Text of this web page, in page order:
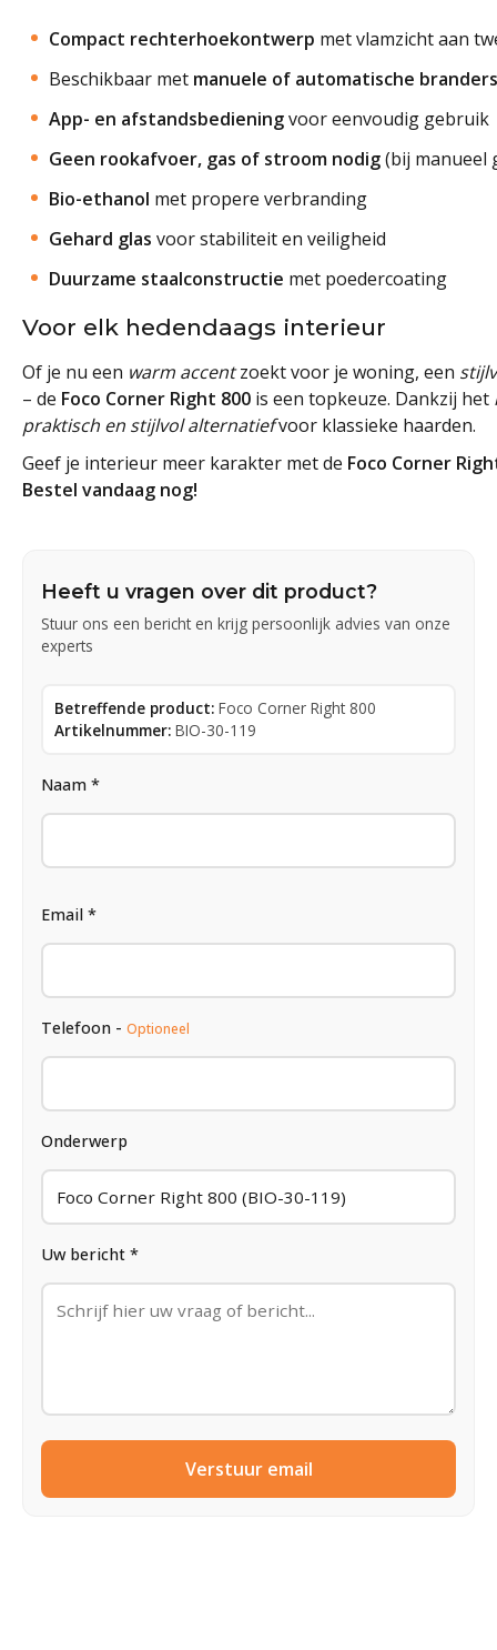
Compact rechterhoekontwerp met vlamzicht aan
Beschikbaar met manuele of automatische branders
App- en afstandsbedieningvoor eenvoudig gebruik
Geen rookafvoer, gas of stroom nodig(bij manueel
Bio-ethanol met propere verbranding
Gehard glas voor stabiliteit en veiligheid
Duurzame staalconstructie met poedercoating
Voor elk hedendaags interieur
Of je nu een warm accentzoekt voor je woning, een
– de Foco Corner Right 800 is een topkeuze. Dankzij het
praktisch en stijlvol alternatiefvoor klassieke haarden.
Geef je interieur meer karakter met de Foco Corner
Bestel vandaag nog!
Heeft u vragen over dit product?
Stuur ons een bericht en krijg persoonlijk advies van onze
experts
Betreffende product: Foco Corner Right 800
Artikelnummer: BIO-30-119
Naam *
Email *
Telefoon - Optioneel
Onderwerp
Uw bericht *
Verstuur email